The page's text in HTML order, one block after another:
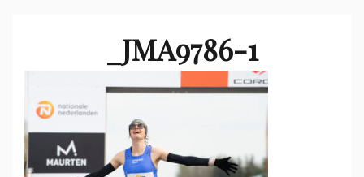
_JMA9786-1